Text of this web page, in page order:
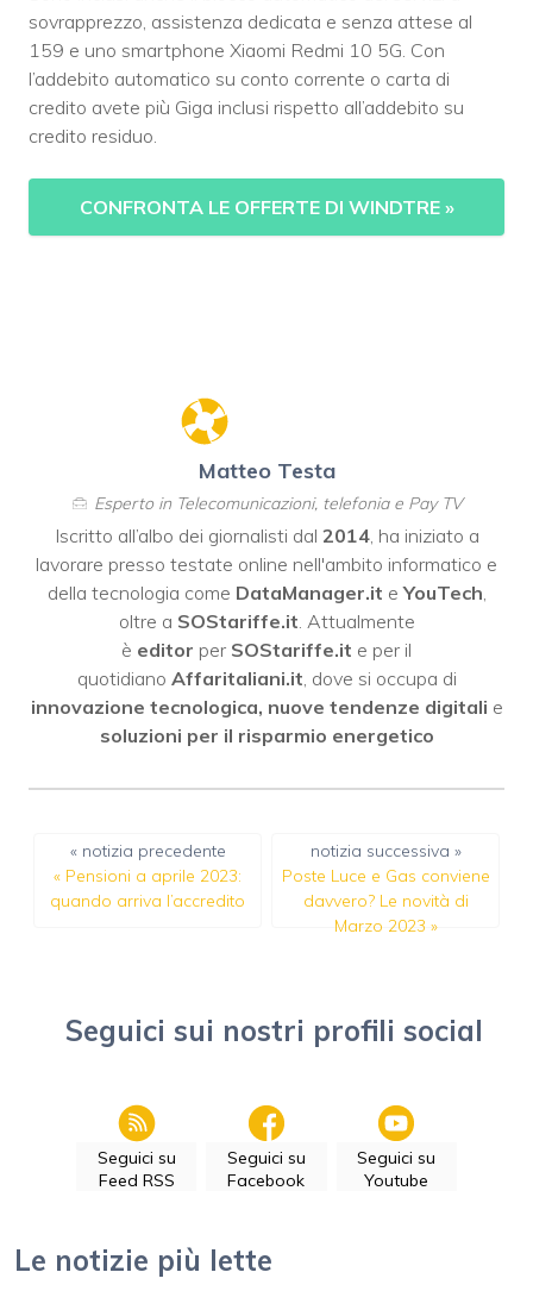
sovrapprezzo, assistenza dedicata e senza attese al
159 e uno smartphone Xiaomi Redmi 10 5G. Con
l’addebito automatico su conto corrente o carta di
credito avete più Giga inclusi rispetto all’addebito su
credito residuo.
CONFRONTA LE OFFERTE DI WINDTRE »
Matteo Testa
Esperto in Telecomunicazioni, telefonia e Pay TV
Iscritto all’albo dei giornalisti dal 2014, ha iniziato a
lavorare presso testate online nell'ambito informatico e
della tecnologia come DataManager.it eYouTech
oltre a SOStariffe.it . Attualmente
è editor per SOStariffe.it e per il
quotidiano Affaritaliani.it , dove si occupa di
innovazione tecnologica, nuove tendenze digitali e
soluzioni per il risparmio energetico
« notizia precedente
« Pensioni a aprile 2023:
quando arriva l’accredito
notizia successiva »
Poste Luce e Gas conviene
davvero? Le novità di
Marzo 2023 »
Seguici sui nostri profili social
Seguici su
Feed RSS
Seguici su
Facebook
Seguici su
Youtube
Le notizie più lette